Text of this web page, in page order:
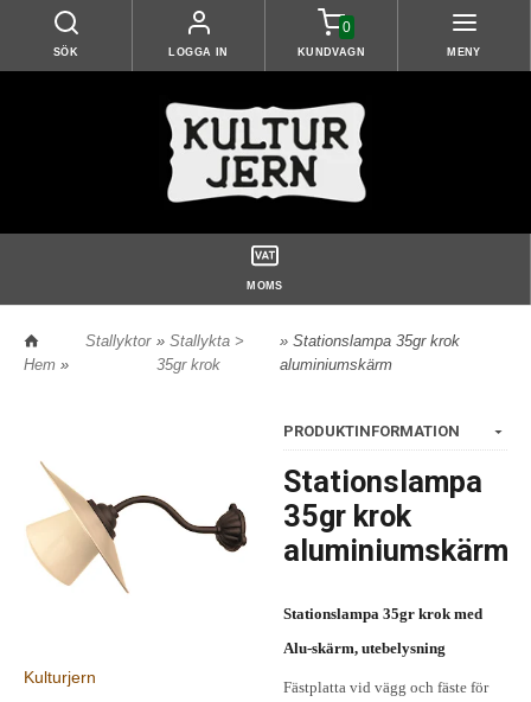
SÖK LOGGA IN
0
KUNDVAGN MENY
MOMS
Hem »
Stallyktor »Stallykta >
35gr krok
» Stationslampa 35gr krok
aluminiumskärm
Kulturjern
PRODUKTINFORMATION
Stationslampa
35gr krok
aluminiumskärm
Stationslampa 35gr krok med
Alu-skärm, utebelysning
Fästplatta vid vägg och fäste för